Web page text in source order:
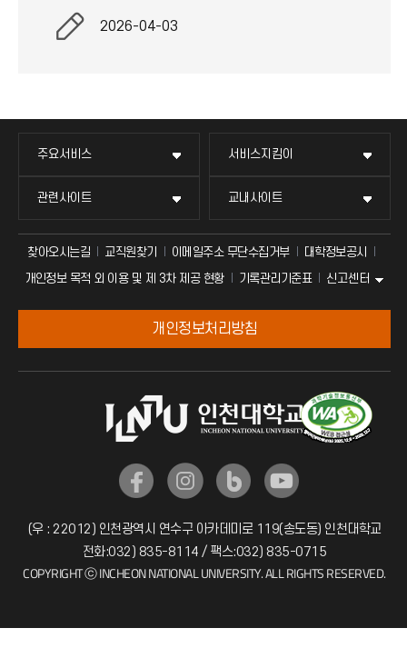
2026-04-03
주요서비스 서비스지킴이
관련사이트 교내사이트
찾아오시는길 교직원찾기 이메일주소 무단수집거부
대학정보공시
개인정보 목적 외 이용 및 제 3차 제공 현황
기록관리기준표 신고센터
개인정보처리방침
(우 : 22012) 인천광역시 연수구 아카데미로 119(송도동) 인천대학교
전화:032) 835-8114 / 팩스:032) 835-0715
COPYRIGHT ⓒ INCHEON NATIONAL UNIVERSITY. ALL RIGHTS RESERVED.